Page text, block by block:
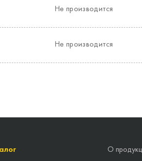
Не производится
Не производится
О